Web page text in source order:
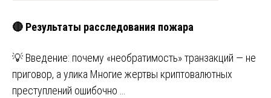
🔴 Результаты расследования пожара
💡 Введение: почему «необратимость» транзакций — не
приговор, а улика Многие жертвы криптовалютных
преступлений ошибочно …